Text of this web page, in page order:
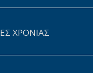
ΧΡΟΝΙΑΣ